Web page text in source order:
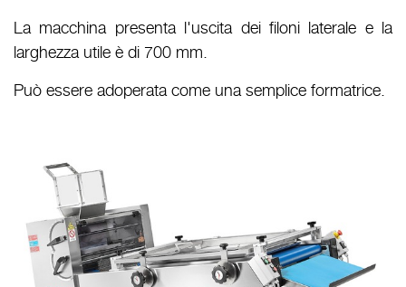
La macchina presenta l'uscita dei filoni laterale e la
larghezza utile è di 700 mm.
Può essere adoperata come una semplice formatrice.